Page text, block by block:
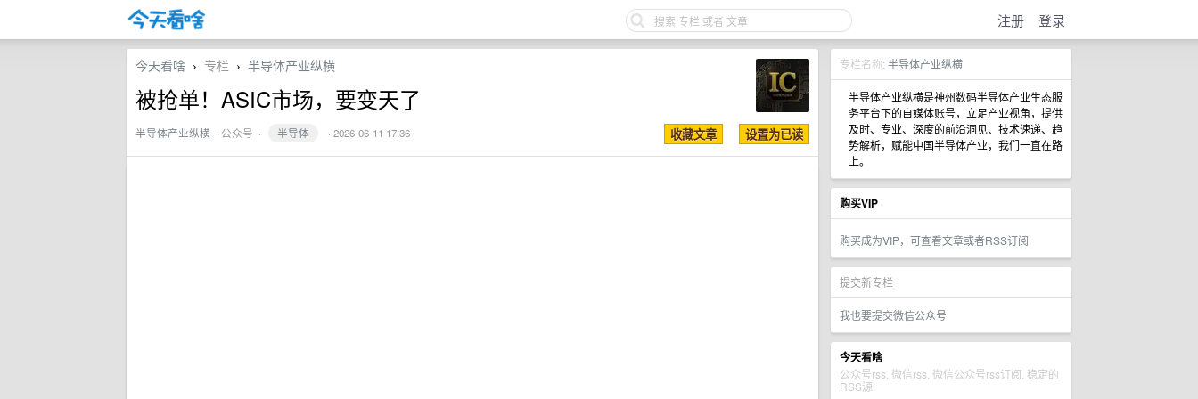
注册 登录
专栏名称: 半导体产业纵横
半导体产业纵横是神州数码半导体产业生态服
务平台下的自媒体账号，立足产业视角，提供
及时、专业、深度的前沿洞见、技术速递、趋
势解析，赋能中国半导体产业，我们一直在路
上。
购买VIP
购买成为VIP，可查看文章或者RSS订阅
提交新专栏
我也要提交微信公众号
今天看啥
公众号rss, 微信rss, 微信公众号rss订阅, 稳定的
RSS源
今天看啥 › 专栏 › 半导体产业纵横
被抢单！ASIC市场，要变天了
半导体产业纵横 · 公众号 · 半导体 · 2026-06-11 17:36